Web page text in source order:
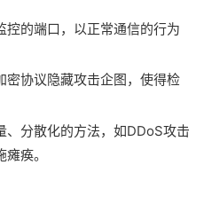
控的端口，以正常通信的行为
密协议隐藏攻击企图，使得检
、分散化的方法，如DDoS攻击
痪。